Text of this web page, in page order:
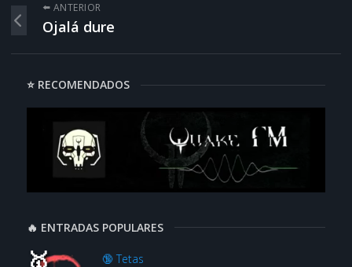
⬅️ ANTERIOR
Ojalá dure
⭐ RECOMENDADOS
🔥 ENTRADAS POPULARES
🔞 Tetas